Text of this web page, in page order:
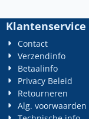
Klantenservice
Contact
Verzendinfo
Betaalinfo
Privacy Beleid
Retourneren
Alg. voorwaarden